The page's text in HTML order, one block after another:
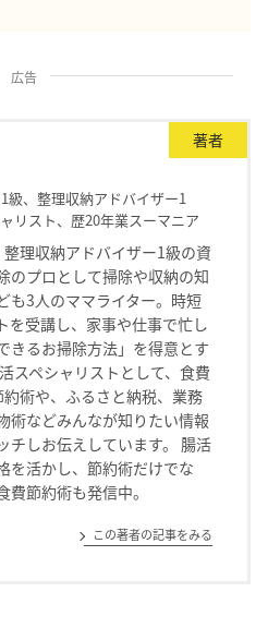
広告
著者
級、整理収納アドバイザー1
リスト、歴20年業スーマニア
理収納アドバイザー1級の資
のプロとして掃除や収納の知
も3人のママライター。時短
を受講し、家事や仕事で忙し
きるお掃除方法」を得意とす
スペシャリストとして、食費
術や、ふるさと納税、業務
術などみんなが知りたい情報
チしお伝えしています。 腸活
を活かし、節約術だけでな
費節約術も発信中。
この著者の記事をみる